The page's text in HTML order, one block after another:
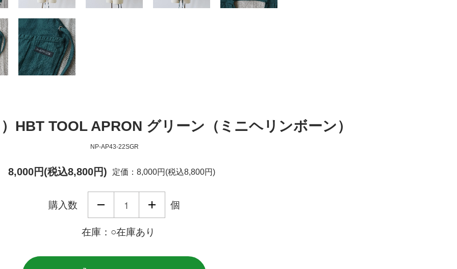
HBT TOOL APRON グリーン（ミニヘリンボーン）
NP-AP43-22SGR
8,000円(税込8,800円) 定価：8,000円(税込8,800円)
購入数 個
在庫：○在庫あり